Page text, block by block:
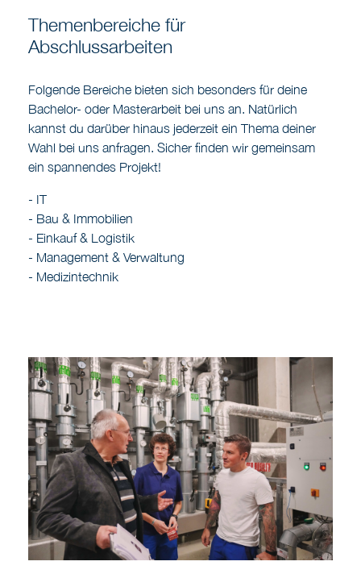
Themenbereiche für
Abschlussarbeiten
Folgende Bereiche bieten sich besonders für deine
Bachelor- oder Masterarbeit bei uns an. Natürlich
kannst du darüber hinaus jederzeit ein Thema deiner
Wahl bei uns anfragen. Sicher finden wir gemeinsam
ein spannendes Projekt!
- IT
- Bau & Immobilien
- Einkauf & Logistik
- Management & Verwaltung
- Medizintechnik